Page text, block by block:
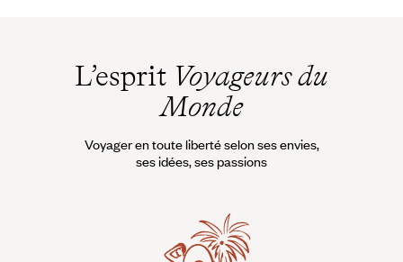
L’esprit Voyageurs du
Monde
Voyager en toute liberté selon ses envies,
ses idées, ses passions